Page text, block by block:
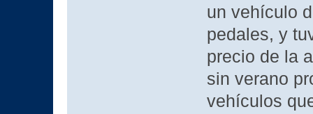
un vehículo
pedales, y
precio de la
sin verano
vehículos